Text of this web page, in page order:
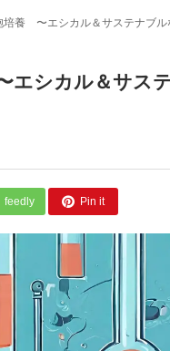
養 〜エシカル＆サステナブル
シカル＆サス
feedly Pin it